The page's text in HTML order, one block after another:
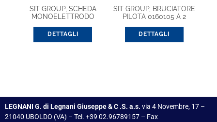
SIT GROUP, SCHEDA
MONOELETTRODO
DETTAGLI
SIT GROUP, BRUCIATORE
PILOTA 0160105 A 2
DETTAGLI
LEGNANI G. di Legnani Giuseppe & C .S. a.s. via 4 Novembre, 17 –
21040 UBOLDO (VA) – Tel. +39 02.96789157 – Fax